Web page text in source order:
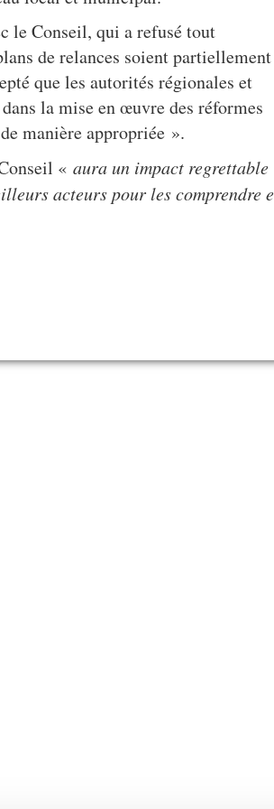
le Conseil, qui a refusétout
de relances soient partiellement
queles autorités régionales et
la mise en œuvre des réformes
manière appropriée ».
« aura un impact regrettable
acteurs pour les comprendre